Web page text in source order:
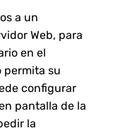
a un
Web, para
en el
permita su
configurar
pantalla de la
la